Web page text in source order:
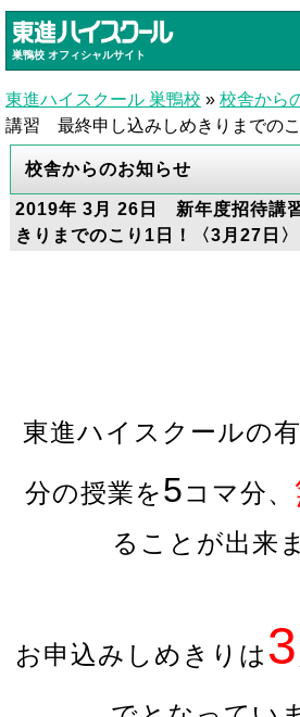
巣鴨校 オフィシャルサイト
東進ハイスクール 巣鴨校 » 校舎から
講習 最終申し込みしめきりまでのこ
校舎からのお知らせ
2019年 3月 26日 新年度招待講
きりまでのこり1日！〈3月27日〉
東進ハイスクールの
分の授業を5コマ分、
ることが出来
お申込みしめきりは 3